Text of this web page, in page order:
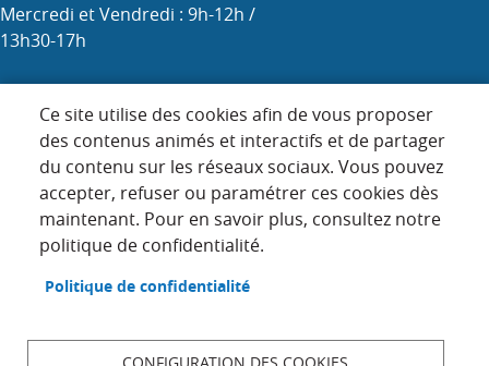
Ce site utilise des cookies afin de vous proposer
des contenus animés et interactifs et de partager
du contenu sur les réseaux sociaux. Vous pouvez
accepter, refuser ou paramétrer ces cookies dès
maintenant. Pour en savoir plus, consultez notre
politique de confidentialité.
Politique de confidentialité
Mercredi et Vendredi : 9h-12h /
13h30-17h
Menu
Pied
page
ACCUEIL
PLAN DU SITE
CONTACT
DONNÉES PERSONNELLES